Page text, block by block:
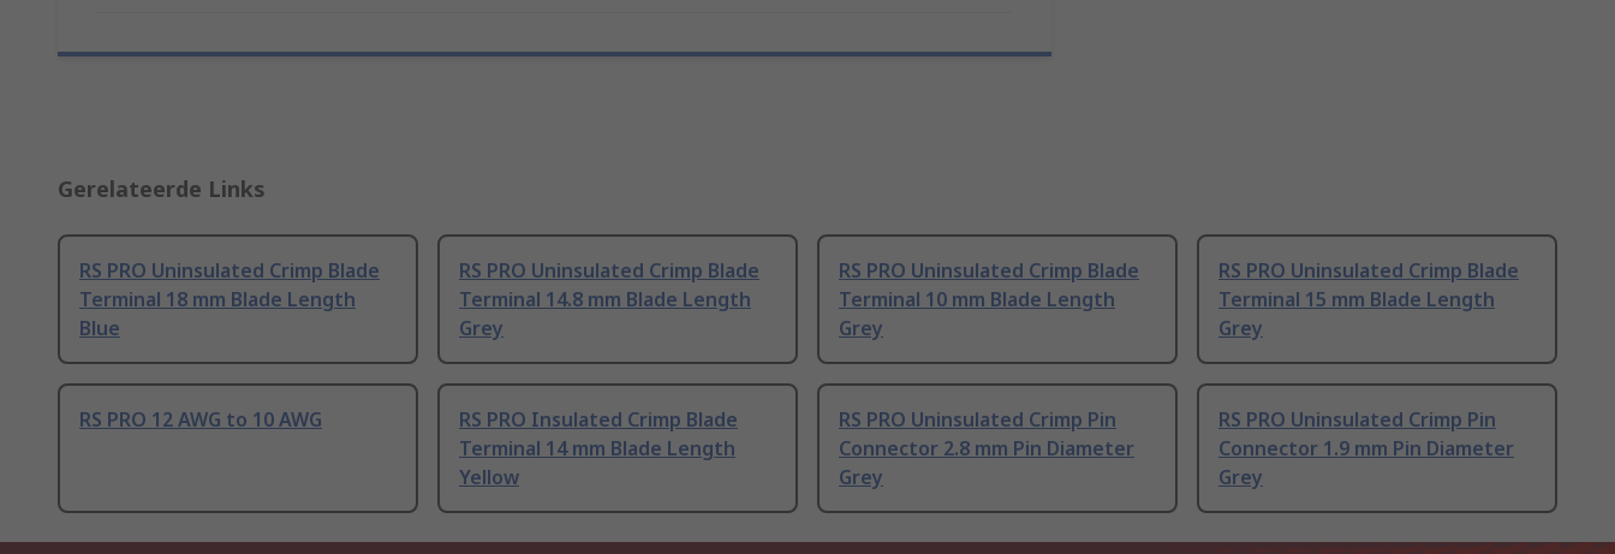
Gerelateerde Links
RS PRO Uninsulated Crimp Blade
Terminal 18 mm Blade Length
Blue
RS PRO Uninsulated Crimp Blade
Terminal 14.8 mm Blade Length
Grey
RS PRO Uninsulated Crimp Blade
Terminal 10 mm Blade Length
Grey
RS PRO Uninsulated Crimp Blade
Terminal 15 mm Blade Length
Grey
RS PRO 12 AWG to 10 AWG
RS PRO Insulated Crimp Blade
Terminal 14 mm Blade Length
Yellow
RS PRO Uninsulated Crimp Pin
Connector 2.8 mm Pin Diameter
Grey
RS PRO Uninsulated Crimp Pin
Connector 1.9 mm Pin Diameter
Grey